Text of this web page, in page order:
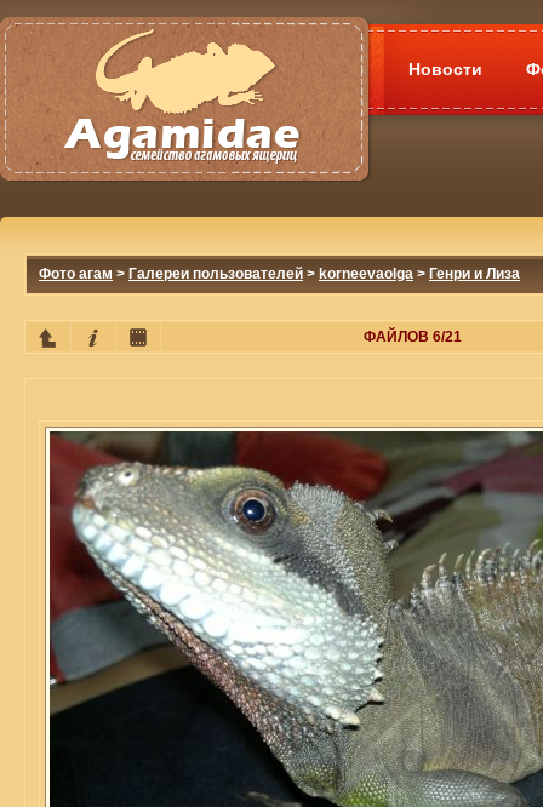
Новости
Фото агам > Галереи пользователей > korneevaolga > Генри и Лиза
ФАЙЛОВ 6/21